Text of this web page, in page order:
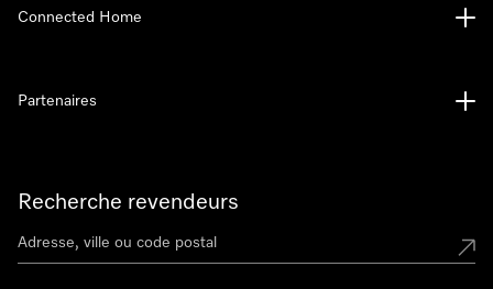
Recherche revendeurs
Connected Home
Partenaires